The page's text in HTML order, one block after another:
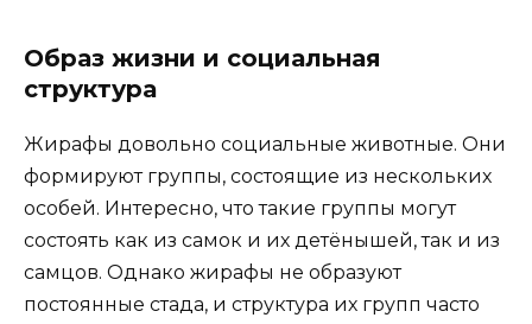
Образ жизни и социальная
структура
Жирафы довольно социальные животные. Они
формируют группы, состоящие из нескольких
особей. Интересно, что такие группы могут
состоять как из самок и их детёнышей, так и из
самцов. Однако жирафы не образуют
постоянные стада, и структура их групп часто